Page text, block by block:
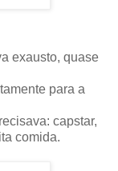
exausto, quase
para a
capstar,
comida.